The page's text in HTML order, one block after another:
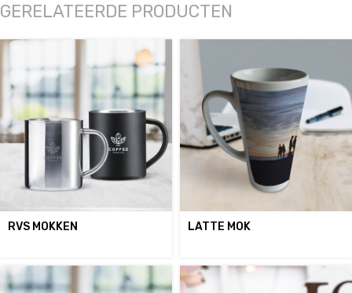
GERELATEERDE PRODUCTEN
RVS MOKKEN LATTE MOK